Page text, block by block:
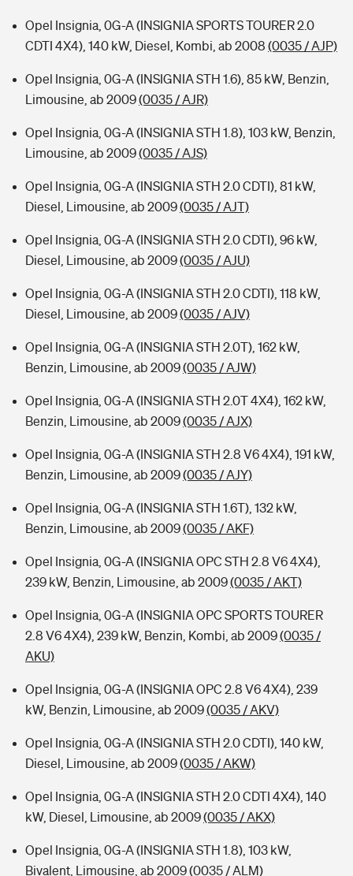
Opel Insignia, 0G-A (INSIGNIA SPORTS TOURER 2.0
CDTI 4X4), 140 kW, Diesel, Kombi, ab 2008 (0035 / AJP)
Opel Insignia, 0G-A (INSIGNIA STH 1.6), 85 kW, Benzin,
Limousine, ab 2009(0035 / AJR)
Opel Insignia, 0G-A (INSIGNIA STH 1.8), 103 kW, Benzin,
Limousine, ab 2009(0035 / AJS)
Opel Insignia, 0G-A (INSIGNIA STH 2.0 CDTI), 81 kW,
Diesel, Limousine, ab 2009(0035 / AJT)
Opel Insignia, 0G-A (INSIGNIA STH 2.0 CDTI), 96 kW,
Diesel, Limousine, ab 2009(0035 / AJU)
Opel Insignia, 0G-A (INSIGNIA STH 2.0 CDTI), 118 kW,
Diesel, Limousine, ab 2009(0035 / AJV)
Opel Insignia, 0G-A (INSIGNIA STH 2.0T), 162 kW,
Benzin, Limousine, ab 2009(0035 / AJW)
Opel Insignia, 0G-A (INSIGNIA STH 2.0T 4X4), 162 kW,
Benzin, Limousine, ab 2009(0035 / AJX)
Opel Insignia, 0G-A (INSIGNIA STH 2.8 V6 4X4), 191 kW,
Benzin, Limousine, ab 2009(0035 / AJY)
Opel Insignia, 0G-A (INSIGNIA STH 1.6T), 132 kW,
Benzin, Limousine, ab 2009(0035 / AKF)
Opel Insignia, 0G-A (INSIGNIA OPC STH 2.8 V6 4X4),
239 kW, Benzin, Limousine, ab 2009(0035 / AKT)
Opel Insignia, 0G-A (INSIGNIA OPC SPORTS TOURER
2.8 V6 4X4), 239 kW, Benzin, Kombi, ab 2009(0035 /
AKU)
Opel Insignia, 0G-A (INSIGNIA OPC 2.8 V6 4X4), 239
kW, Benzin, Limousine, ab 2009(0035 / AKV)
Opel Insignia, 0G-A (INSIGNIA STH 2.0 CDTI), 140 kW,
Diesel, Limousine, ab 2009(0035 / AKW)
Opel Insignia, 0G-A (INSIGNIA STH 2.0 CDTI 4X4), 140
kW, Diesel, Limousine, ab 2009(0035 / AKX)
Opel Insignia, 0G-A (INSIGNIA STH 1.8), 103 kW,
Bivalent, Limousine, ab 2009(0035 / ALM)